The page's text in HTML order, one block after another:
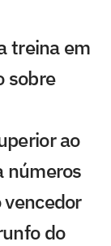
treina em
sobre
ao
números
do